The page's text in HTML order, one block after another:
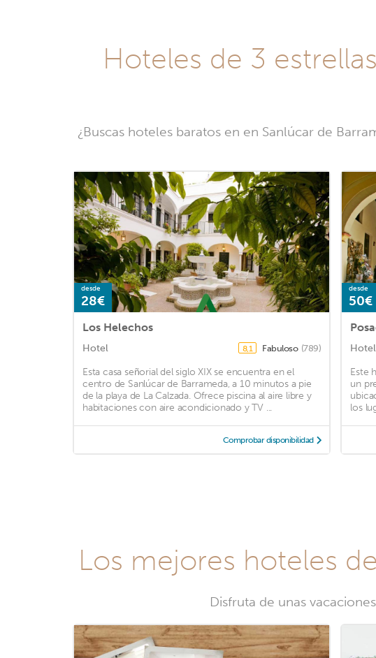
Hoteles de 3
¿Buscas hoteles baratos en en Sanlúcar de
desde
28€
Los Helechos
Hotel 8,1 Fabuloso (789)
Esta casa señorial del siglo XIX se encuentra en el
centro de Sanlúcar de Barrameda, a 10 minutos a pie
de la playa de La Calzada. Ofrece piscina al aire libre y
habitaciones con aire acondicionado y TV ...
Comprobar disponibilidad
desde
50€
Hotel
Este
un
los
Los mejores hoteles
Disfruta de unas